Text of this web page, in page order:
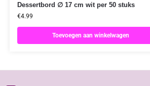
Dessertbord ∅ 17 cm wit per 50 stuks
€4.99
Toevoegen aan winkelwagen